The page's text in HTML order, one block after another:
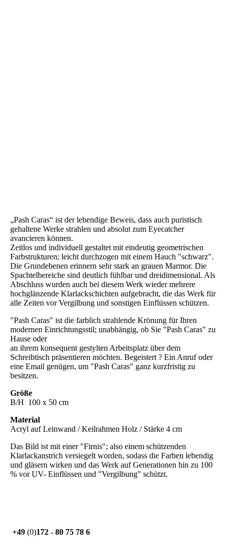
„Pash Caras“ ist der lebendige Beweis, dass auch puristisch
gehaltene Werke strahlen und absolut zum Eyecatcher
avancieren können.
Zeitlos und individuell gestaltet mit eindeutig geometrischen
Farbstrukturen; leicht durchzogen mit einem Hauch "schwarz".
Die Grundebenen erinnern sehr stark an grauen Marmor. Die
Spachtelbereiche sind deutlich fühlbar und dreidimensional. Als
Abschluss wurden auch bei diesem Werk wieder mehrere
hochglänzende Klarlackschichten aufgebracht, die das Werk für
alle Zeiten vor Vergilbung und sonstigen Einflüssen schützen.
"Pash Caras" ist die farblich strahlende Krönung für Ihren
modernen Einrichtungsstil; unabhängig, ob Sie "Pash Caras" zu
Hause oder
an ihrem konsequent gestylten Arbeitsplatz über dem
Schreibtisch präsentieren möchten. Begeistert ? Ein Anruf oder
eine Email genügen, um "Pash Caras" ganz kurzfristig zu
besitzen.
Größe
B/H 100 x 50 cm
Material
Acryl auf Leinwand / Keilrahmen Holz / Stärke 4 cm
Das Bild ist mit einer "Firnis"; also einem schützenden
Klarlackanstrich versiegelt worden, sodass die Farben lebendig
und gläsern wirken und das Werk auf Generationen hin zu 100
% vor UV- Einflüssen und "Vergilbung" schützt.
+49 (0)172 - 80 75 78 6